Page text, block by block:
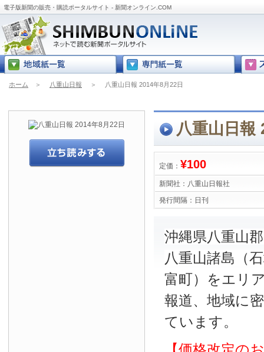
電子版新聞の販売・購読ポータルサイト - 新聞オンライン.COM
ホーム ＞ 八重山日報 ＞ 八重山日報 2014年8月22日
八重山日報
定価： ¥100
新聞社： 八重山日報社
発行間隔： 日刊
沖縄県八重山
八重山諸島（
富町）をエリ
報道、地域に
ています。